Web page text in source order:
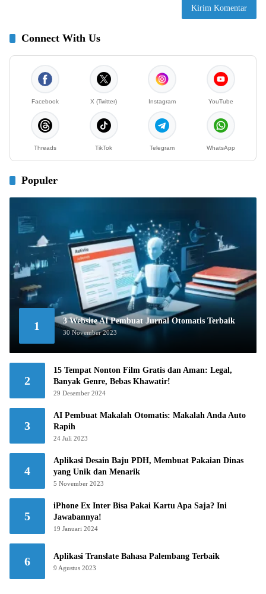
Connect With Us
Facebook X (Twitter) Instagram YouTube
Threads TikTok Telegram WhatsApp
Populer
1 3 Website AI Pembuat Jurnal Otomatis Terbaik
30 November 2023
2
15 Tempat Nonton Film Gratis dan Aman: Legal,
Banyak Genre, Bebas Khawatir!
29 Desember 2024
3
AI Pembuat Makalah Otomatis: Makalah Anda Auto
Rapih
24 Juli 2023
4
Aplikasi Desain Baju PDH, Membuat Pakaian Dinas
yang Unik dan Menarik
5 November 2023
5
iPhone Ex Inter Bisa Pakai Kartu Apa Saja? Ini
Jawabannya!
19 Januari 2024
6 Aplikasi Translate Bahasa Palembang Terbaik
9 Agustus 2023